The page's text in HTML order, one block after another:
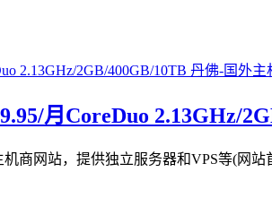
月CoreDuo 2.13GHz/
商网站，提供独立服务器和VPS等(网